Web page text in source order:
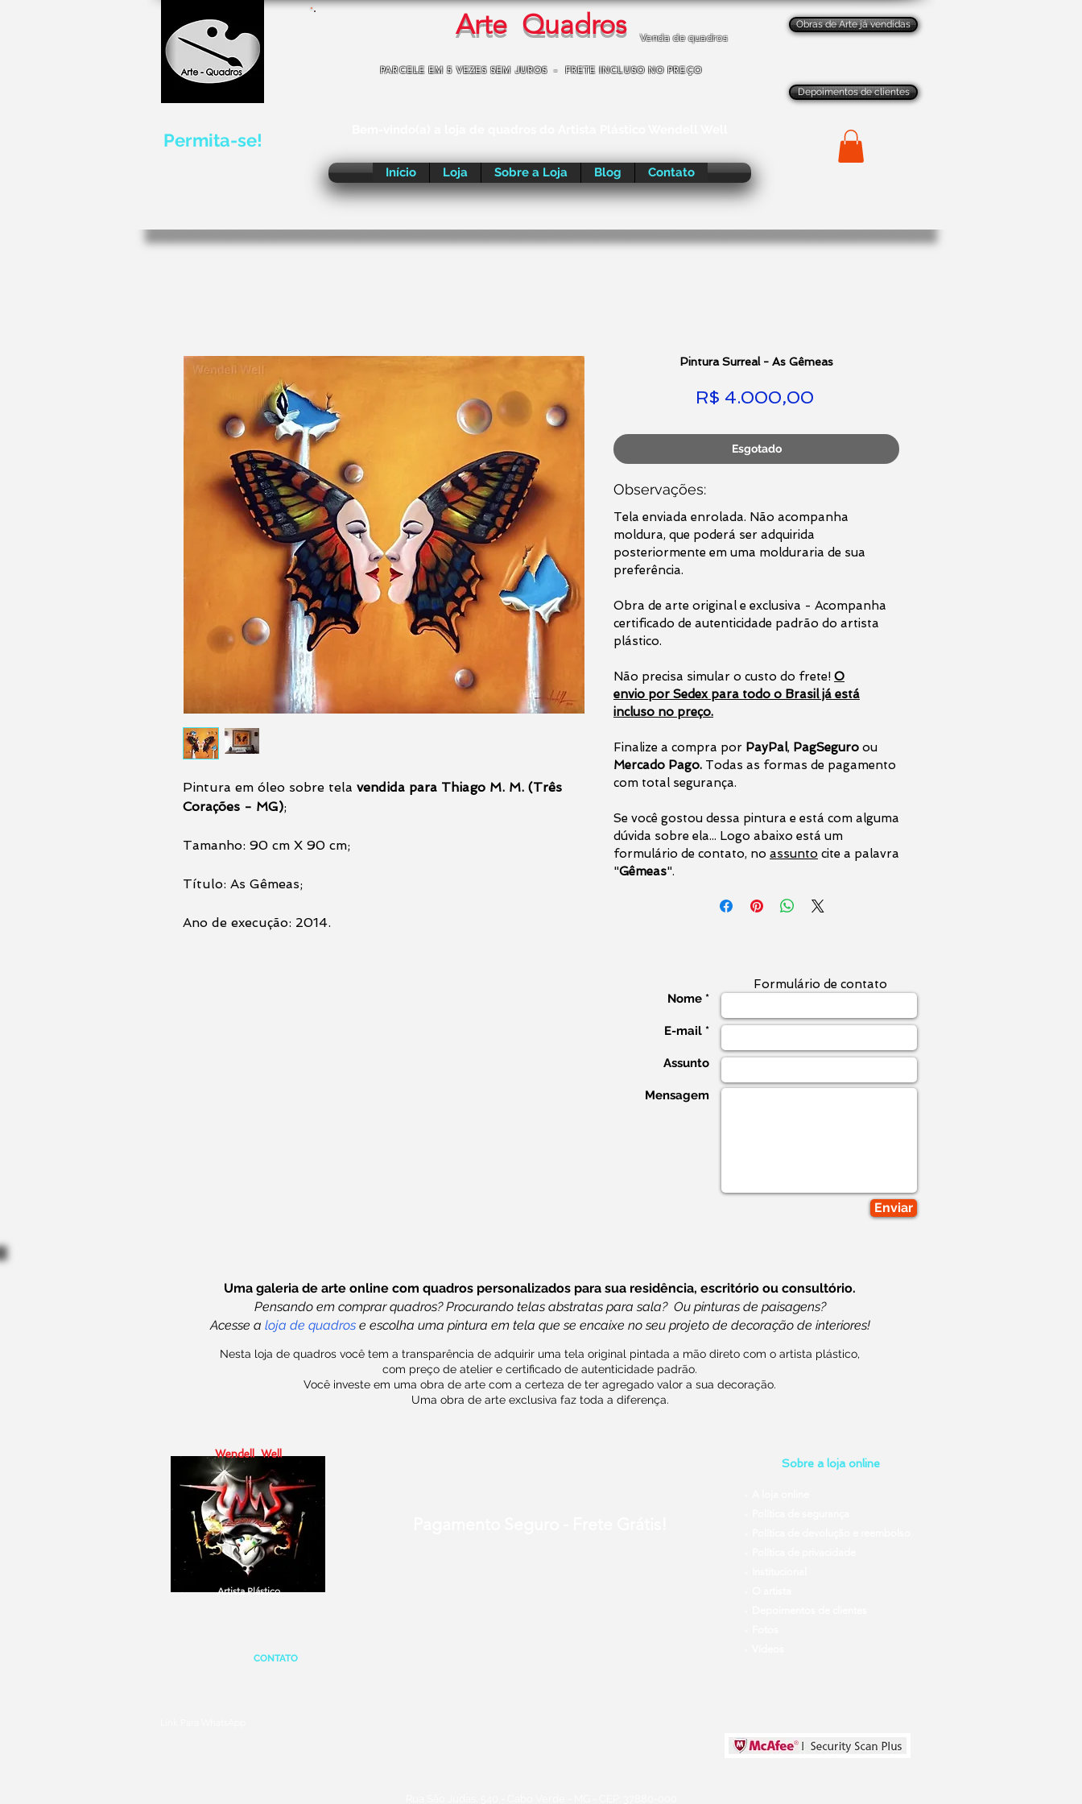
Permita-se!
Arte Quadros Venda de quadros
PARCELE EM 5 VEZES SEM JUROS - FRETE INCLUSO NO PREÇO
Início Loja Sobre a Loja Blog Contato
Obras de Arte já vendidas
Depoimentos de clientes
Pintura em óleo sobre tela vendida para Thiago M. M. (Três
Corações - MG);
Tamanho: 90 cm X 90 cm;
Título: As Gêmeas;
Ano de execução: 2014.
Pintura Surreal - As Gêmeas
R$ 4.000,00Preço
Esgotado
Observações:
Tela enviada enrolada. Não acompanha
moldura, que poderá ser adquirida
posteriormente em uma molduraria de sua
preferência.
Obra de arte original e exclusiva - Acompanha
certificado de autenticidade padrão do artista
plástico.
Não precisa simular o custo do frete! O
envio por Sedex para todo o Brasil já está
incluso no preço.
Finalize a compra por PayPal, PagSeguro ou
Mercado Pago. Todas as formas de pagamento
com total segurança.
Se você gostou dessa pintura e está com alguma
dúvida sobre ela... Logo abaixo está um
formulário de contato, no assunto cite a palavra
"Gêmeas".
Formulário de contato
Nome *
E-mail *
Assunto
Mensagem
Enviar
Uma galeria de arte online com quadros personalizados para sua residência, escritório ou consultório.
Pensando em comprar quadros? Procurando telas abstratas para sala? Ou pinturas de paisagens?
Acesse a loja de quadrose escolha uma pintura em tela que se encaixe no seu projeto de decoração de interiores!
Nesta loja de quadros você tem a transparência de adquirir uma tela original pintada a mão direto com o artista plástico,
com preço de atelier e certificado de autenticidade padrão.
Você investe em uma obra de arte com a certeza de ter agregado valor a sua decoração.
Uma obra de arte exclusiva faz toda a diferença.
Wendell Well
Artista Plástico
CONTATO
Sobre a loja online